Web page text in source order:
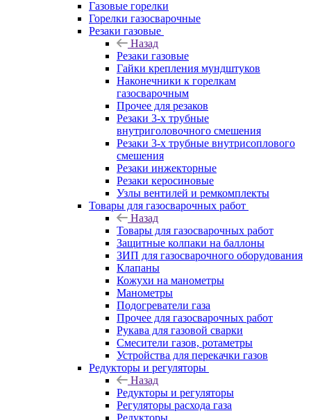
Газовые горелки
Горелки газосварочные
Резаки газовые
Назад
Резаки газовые
Гайки крепления мундштуков
Наконечники к горелкам
газосварочным
Прочее для резаков
Резаки 3-х трубные
внутриголовочного смешения
Резаки 3-х трубные внутрисоплового
смешения
Резаки инжекторные
Резаки керосиновые
Узлы вентилей и ремкомплекты
Товары для газосварочных работ
Назад
Товары для газосварочных работ
Защитные колпаки на баллоны
ЗИП для газосварочного оборудования
Клапаны
Кожухи на манометры
Манометры
Подогреватели газа
Прочее для газосварочных работ
Рукава для газовой сварки
Смесители газов, ротаметры
Устройства для перекачки газов
Редукторы и регуляторы
Назад
Редукторы и регуляторы
Регуляторы расхода газа
Редукторы